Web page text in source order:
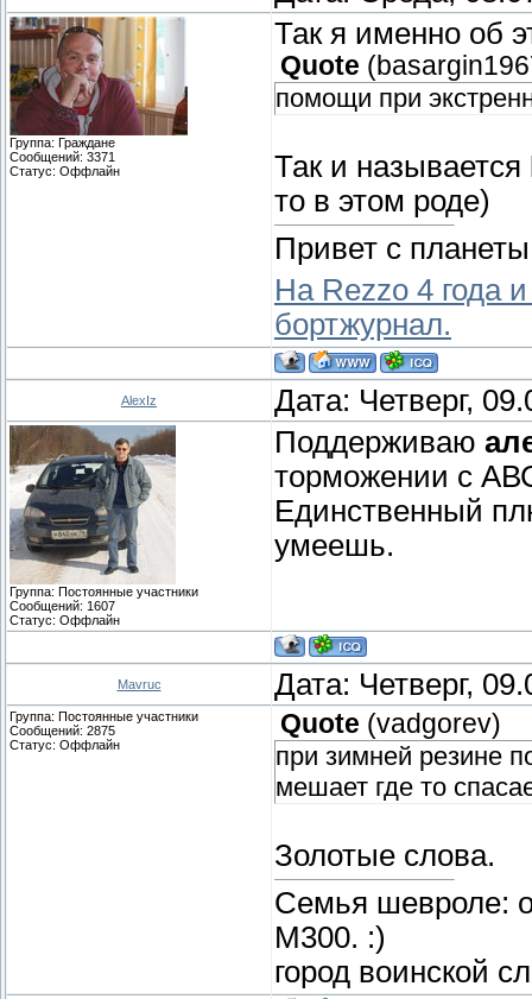
Группа: Граждане
Сообщений: 3371
Статус: Оффлайн
Так я именно об
Quote (
помощи при
Так и называется
то в этом роде)
Привет с
На Rezzo 4 года
бортжурнал.
AlexIz Дата: Четверг,
Группа: Постоянные участники
Сообщений: 1607
Статус: Оффлайн
Поддерживаю
торможении с
Единственный
умеешь.
Mavruc Дата: Четверг,
Группа: Постоянные участники
Сообщений: 2875
Статус: Оффлайн
Quote (vadgorev)
при зимней резине
мешает где то
Золотые слова.
Семья шевроле:
М300. :)
город воинской